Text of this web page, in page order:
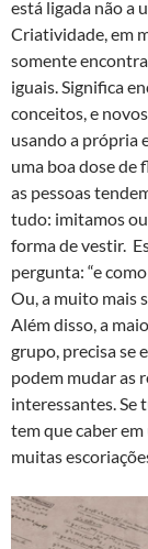
está ligada não a
Criatividade, em
somente
iguais. Significa
conceitos, e
usando a própria
uma boa dose de
as pessoas
tudo: imitamos
forma de vestir.
pergunta: “e
Ou, a muito mais
Além disso, a
grupo, precisa se
podem mudar as
interessantes. Se
tem que caber
muitas